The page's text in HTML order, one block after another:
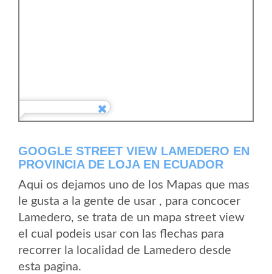
GOOGLE STREET VIEW LAMEDERO EN
PROVINCIA DE LOJA EN ECUADOR
Aqui os dejamos uno de los Mapas que mas
le gusta a la gente de usar , para concocer
Lamedero, se trata de un mapa street view
el cual podeis usar con las flechas para
recorrer la localidad de Lamedero desde
esta pagina.